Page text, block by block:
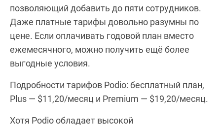
позволяющий добавить до пяти сотрудников.
Даже платные тарифы довольно разумны по
цене. Если оплачивать годовой план вместо
ежемесячного, можно получить ещё более
выгодные условия.
Подробности тарифов Podio: бесплатный план,
Plus — $11,20/месяц и Premium — $19,20/месяц.
Хотя Podio обладает высокой